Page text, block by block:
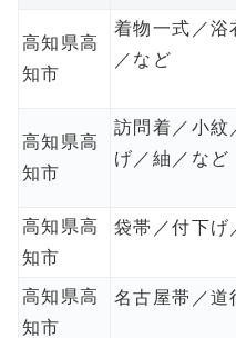
高知県高
知市
着物一式／浴
／など
高知県高
知市
訪問着／小紋
げ／紬／など
高知県高
知市
袋帯／付下げ
高知県高
知市
名古屋帯／道